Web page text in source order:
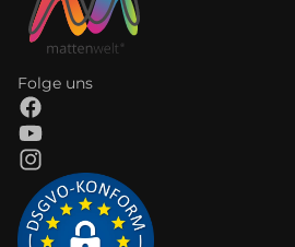
Folge uns